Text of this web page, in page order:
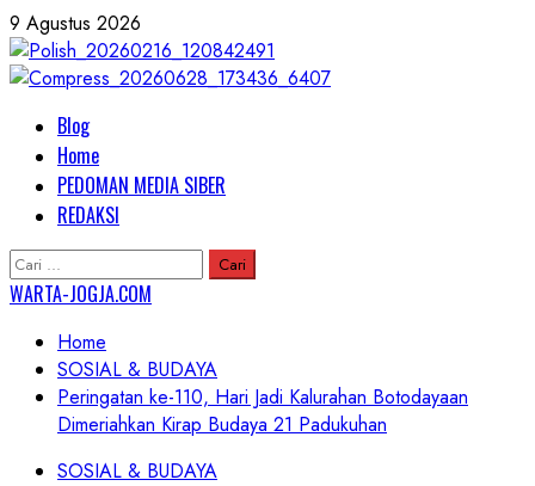
Skip
to
content
9 Agustus 2026
Primary
Menu
Blog
Home
PEDOMAN MEDIA SIBER
REDAKSI
Cari
untuk:
WARTA-JOGJA.COM
Home
SOSIAL & BUDAYA
Peringatan ke-110, Hari Jadi Kalurahan Botodayaan
Dimeriahkan Kirap Budaya 21 Padukuhan
SOSIAL & BUDAYA